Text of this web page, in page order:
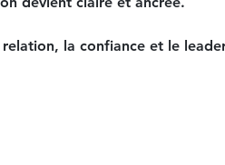
la confiance et le